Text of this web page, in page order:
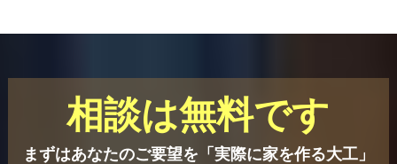
相談は無料です
まずはあなたのご要望を「実際に家を作る大工」